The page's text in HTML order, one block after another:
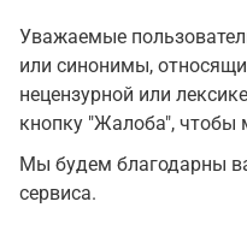
Уважаемые
или синонимы,
нецензурной или
кнопку "Жалоба", чтобы
Мы будем благодарны
сервиса.